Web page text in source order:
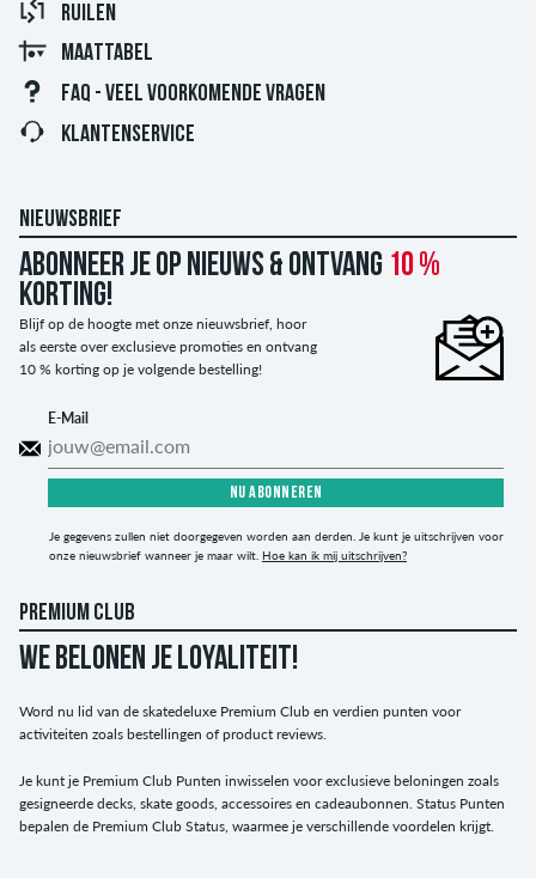
RUILEN
MAATTABEL
FAQ - VEEL VOORKOMENDE VRAGEN
KLANTENSERVICE
NIEUWSBRIEF
Abonneer je op nieuws & ontvang 10 %
korting!
Blijf op de hoogte met onze nieuwsbrief, hoor
als eerste over exclusieve promoties en ontvang
10 % korting op je volgende bestelling!
E-Mail
NU ABONNEREN
Je gegevens zullen niet doorgegeven worden aan derden. Je kunt je uitschrijven voor
onze nieuwsbrief wanneer je maar wilt. Hoe kan ik mij uitschrijven?
PREMIUM CLUB
WE BELONEN JE LOYALITEIT!
Word nu lid van de skatedeluxe Premium Club en verdien punten voor
activiteiten zoals bestellingen of product reviews.
Je kunt je Premium Club Punten inwisselen voor exclusieve beloningen zoals
gesigneerde decks, skate goods, accessoires en cadeaubonnen. Status Punten
bepalen de Premium Club Status, waarmee je verschillende voordelen krijgt.